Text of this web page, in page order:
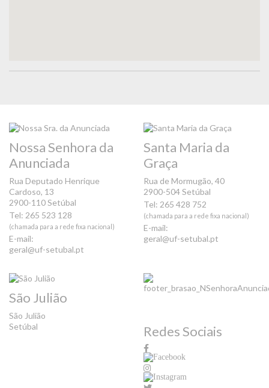
Nossa Senhora da
Anunciada
Rua Deputado Henrique
Cardoso, 13
2900-110 Setúbal
Tel: 265 523 128
(chamada para a rede fixa nacional)
E-mail:
geral@uf-setubal.pt
Santa Maria da
Graça
Rua de Mormugão, 40
2900-504 Setúbal
Tel: 265 428 752
(chamada para a rede fixa nacional)
E-mail:
geral@uf-setubal.pt
São Julião
São Julião
Setúbal
Redes Sociais